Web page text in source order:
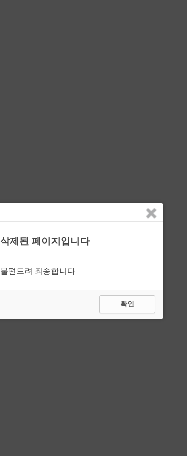
삭제된 페이지입니다
불편드려 죄송합니다
확인